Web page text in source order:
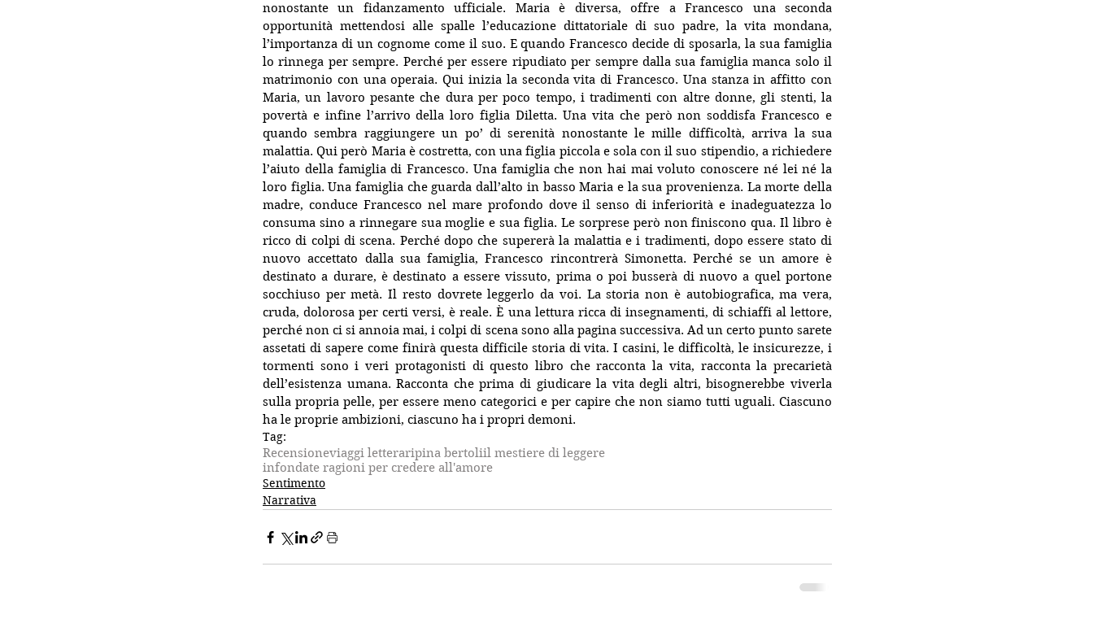
nonostante un fidanzamento ufficiale. Maria è diversa, offre a Francesco una seconda
opportunità mettendosi alle spalle l’educazione dittatoriale di suo padre, la vita mondana,
l’importanza di un cognome come il suo. E quando Francesco decide di sposarla, la sua famiglia
lo rinnega per sempre. Perché per essere ripudiato per sempre dalla sua famiglia manca solo il
matrimonio con una operaia. Qui inizia la seconda vita di Francesco. Una stanza in affitto con
Maria, un lavoro pesante che dura per poco tempo, i tradimenti con altre donne, gli stenti, la
povertà e infine l’arrivo della loro figlia Diletta. Una vita che però non soddisfa Francesco e
quando sembra raggiungere un po’ di serenità nonostante le mille difficoltà, arriva la sua
malattia. Qui però Maria è costretta, con una figlia piccola e sola con il suo stipendio, a richiedere
l’aiuto della famiglia di Francesco. Una famiglia che non hai mai voluto conoscere né lei né la
loro figlia. Una famiglia che guarda dall’alto in basso Maria e la sua provenienza. La morte della
madre, conduce Francesco nel mare profondo dove il senso di inferiorità e inadeguatezza lo
consuma sino a rinnegare sua moglie e sua figlia. Le sorprese però non finiscono qua. Il libro è
ricco di colpi di scena. Perché dopo che supererà la malattia e i tradimenti, dopo essere stato di
nuovo accettato dalla sua famiglia, Francesco rincontrerà Simonetta. Perché se un amore è
destinato a durare, è destinato a essere vissuto, prima o poi busserà di nuovo a quel portone
socchiuso per metà. Il resto dovrete leggerlo da voi. La storia non è autobiografica, ma vera,
cruda, dolorosa per certi versi, è reale. È una lettura ricca di insegnamenti, di schiaffi al lettore,
perché non ci si annoia mai, i colpi di scena sono alla pagina successiva. Ad un certo punto sarete
assetati di sapere come finirà questa difficile storia di vita. I casini, le difficoltà, le insicurezze, i
tormenti sono i veri protagonisti di questo libro che racconta la vita, racconta la precarietà
dell’esistenza umana. Racconta che prima di giudicare la vita degli altri, bisognerebbe viverla
sulla propria pelle, per essere meno categorici e per capire che non siamo tutti uguali. Ciascuno
ha le proprie ambizioni, ciascuno ha i propri demoni.
Tag:
Recensioneviaggi letteraripina bertoliil mestiere di leggere
infondate ragioni per credere all'amore
Sentimento
Narrativa